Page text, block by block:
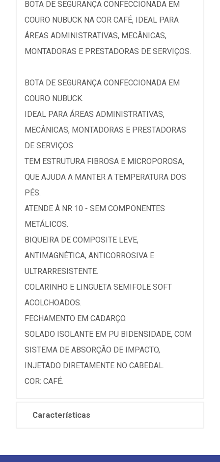
BOTA DE SEGURANÇA CONFECCIONADA EM
COURO NUBUCK NA COR CAFÉ, IDEAL PARA
ÁREAS ADMINISTRATIVAS, MECÂNICAS,
MONTADORAS E PRESTADORAS DE SERVIÇOS.
BOTA DE SEGURANÇA CONFECCIONADA EM
COURO NUBUCK.
IDEAL PARA ÁREAS ADMINISTRATIVAS,
MECÂNICAS, MONTADORAS E PRESTADORAS
DE SERVIÇOS.
TEM ESTRUTURA FIBROSA E MICROPOROSA,
QUE AJUDA A MANTER A TEMPERATURA DOS
PÉS.
ATENDE À NR 10 - SEM COMPONENTES
METÁLICOS.
BIQUEIRA DE COMPOSITE LEVE,
ANTIMAGNÉTICA, ANTICORROSIVA E
ULTRARRESISTENTE.
COLARINHO E LINGUETA SEMIFOLE SOFT
ACOLCHOADOS.
FECHAMENTO EM CADARÇO.
SOLADO ISOLANTE EM PU BIDENSIDADE, COM
SISTEMA DE ABSORÇÃO DE IMPACTO,
INJETADO DIRETAMENTE NO CABEDAL.
COR: CAFÉ.
Características